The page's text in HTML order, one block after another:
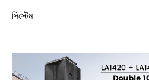
সিস্টেম